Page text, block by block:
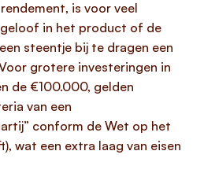
is voor veel
in het product of de
steentje bij te dragen een
grotere investeringen in
de €100.000, gelden
van een
conform de Wet op het
wat een extra laag van eisen